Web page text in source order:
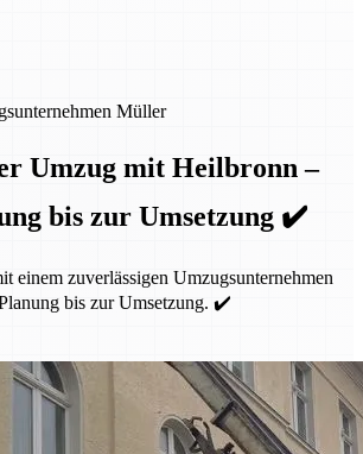
Müller
Umzug mit Heilbronn –
bis zur Umsetzung ✔️
einem zuverlässigen Umzugsunternehmen
bis zur Umsetzung. ✔️